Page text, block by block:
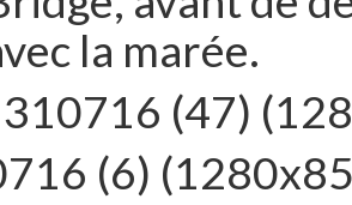
la marée.